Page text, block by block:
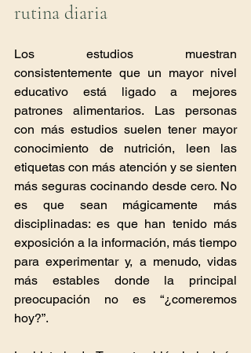
rutina diaria
Los estudios muestran
consistentemente que un mayor nivel
educativo está ligado a mejores
patrones alimentarios. Las personas
con más estudios suelen tener mayor
conocimiento de nutrición, leen las
etiquetas con más atención y se sienten
más seguras cocinando desde cero. No
es que sean mágicamente más
disciplinadas: es que han tenido más
exposición a la información, más tiempo
para experimentar y, a menudo, vidas
más estables donde la principal
preocupación no es “¿comeremos
hoy?”.